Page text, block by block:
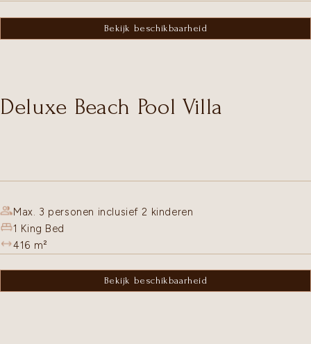
Bekijk beschikbaarheid
Deluxe Beach Pool Villa
Max. 3 personen inclusief 2 kinderen
1 King Bed
416 m²
Bekijk beschikbaarheid